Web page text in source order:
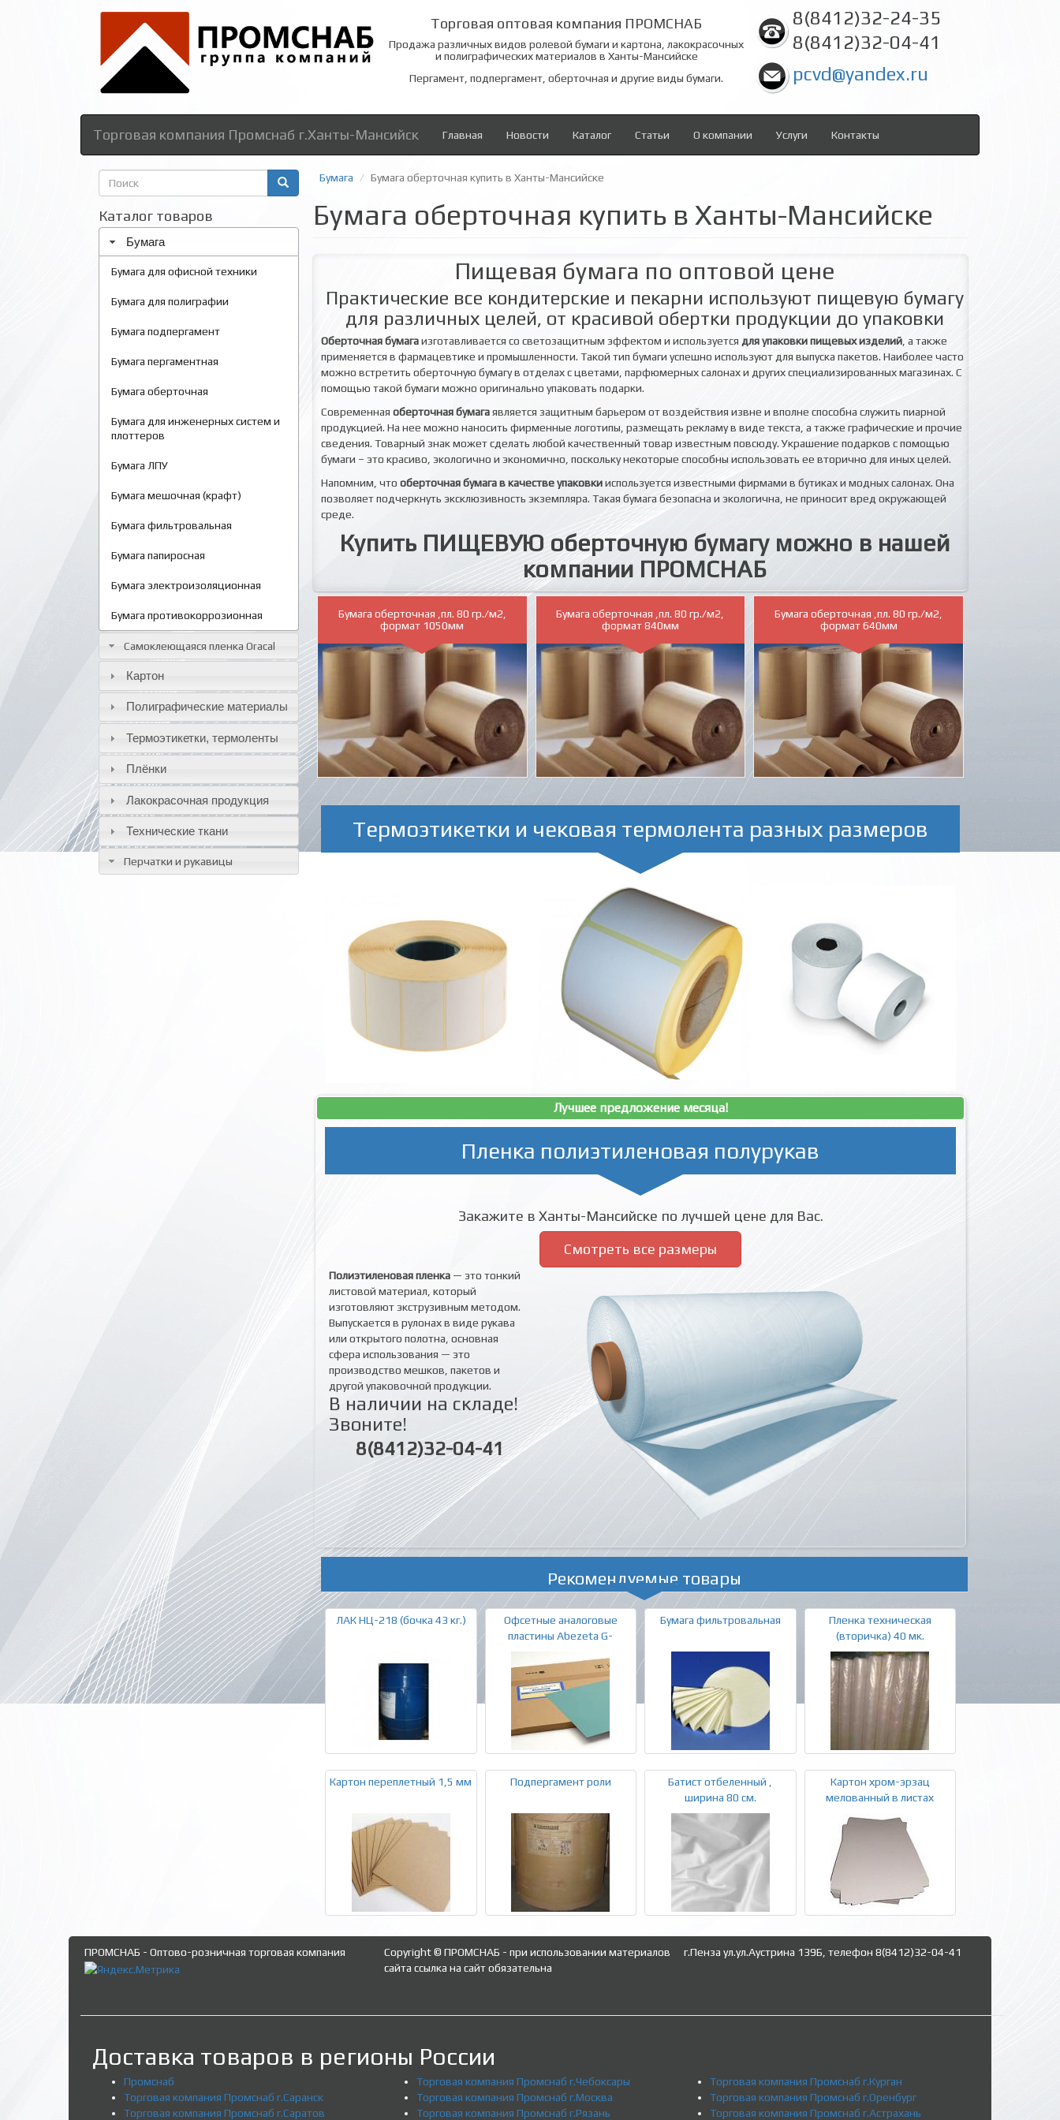
Торговая оптовая компания ПРОМСНАБ
Продажа различных видов ролевой бумаги и картона, лакокрасочных
и полиграфических материалов в Ханты-Мансийске
Пергамент, подпергамент, оберточная и другие виды бумаги.
8(8412)32-24-35
8(8412)32-04-41
pcvd@yandex.ru
Торговая компания Промснаб г.Ханты-Мансийск Главная Новости Каталог Статьи О компании Услуги Контакты
Форма
поиска
Каталог товаров
Бумага
Бумага для офисной техники
Бумага для полиграфии
Бумага подпергамент
Бумага пергаментная
Бумага оберточная
Бумага для инженерных систем и
плоттеров
Бумага ЛПУ
Бумага мешочная (крафт)
Бумага фильтровальная
Бумага папиросная
Бумага электроизоляционная
Бумага противокоррозионная
Самоклеющаяся пленка Oracal
Картон
Полиграфические материалы
Термоэтикетки, термоленты
Плёнки
Лакокрасочная продукция
Технические ткани
Перчатки и рукавицы
Бумага Бумага оберточная купить в Ханты-Мансийске
Бумага оберточная купить в Ханты-Мансийске
Пищевая бумага по оптовой цене
Практические все кондитерские и пекарни используют пищевую бумагу
для различных целей, от красивой обертки продукции до упаковки
Оберточная бумагаизготавливается со светозащитным эффектом и используется для упаковки пищевых изделий , а также
применяется в фармацевтике и промышленности. Такой тип бумаги успешно используют для выпуска пакетов. Наиболее часто
можно встретить оберточную бумагу в отделах с цветами, парфюмерных салонах и других специализированных магазинах. С
помощью такой бумаги можно оригинально упаковать подарки.
Современная оберточная бумагаявляется защитным барьером от воздействия извне и вполне способна служить пиарной
продукцией. На нее можно наносить фирменные логотипы, размещать рекламу в виде текста, а также графические и прочие
сведения. Товарный знак может сделать любой качественный товар известным повсюду. Украшение подарков с помощью
бумаги – это красиво, экологично и экономично, поскольку некоторые способны использовать ее вторично для иных целей.
Напомним, что оберточная бумага в качестве упаковкииспользуется известными фирмами в бутиках и модных салонах. Она
позволяет подчеркнуть эксклюзивность экземпляра. Такая бумага безопасна и экологична, не приносит вред окружающей
среде.
Купить ПИЩЕВУЮ оберточную бумагу можно в нашей
компании ПРОМСНАБ
Бумага оберточная ,пл. 80 гр./м2,
формат 1050мм
Бумага оберточная ,пл. 80 гр./м2,
формат 840мм
Бумага оберточная ,пл. 80 гр./м2,
формат 640мм
Термоэтикетки и чековая термолента разных размеров
Лучшее предложение месяца!
Пленка полиэтиленовая полурукав
Закажите в Ханты-Мансийске по лучшей цене для Вас.
Смотреть все размеры
Полиэтиленовая пленка — это тонкий
листовой материал, который
изготовляют экструзивным методом.
Выпускается в рулонах в виде рукава
или открытого полотна, основная
сфера использования — это
производство мешков, пакетов и
другой упаковочной продукции.
В наличии на складе!
Звоните!
8(8412)32-04-41
Рекомендуемые товары
ЛАК НЦ-218 (бочка 43 кг.)
Офсетные аналоговые
пластины Abezeta G-
Бумага фильтровальная
Пленка техническая
(вторичка) 40 мк.
Картон переплетный 1,5 мм Подпергамент роли
Батист отбеленный ,
ширина 80 см.
Картон хром-эрзац
мелованный в листах
ПРОМСНАБ - Оптово-розничная торговая компания
Copyright © ПРОМСНАБ - при использовании материалов
сайта ссылка на сайт обязательна
г.Пенза ул.ул.Аустрина 139Б, телефон 8(8412)32-04-41
Доставка товаров в регионы России
Промснаб
Торговая компания Промснаб г.Саранск
Торговая компания Промснаб г.Саратов
Торговая компания Промснаб г.Чебоксары
Торговая компания Промснаб г.Москва
Торговая компания Промснаб г.Рязань
Торговая компания Промснаб г.Курган
Торговая компания Промснаб г.Оренбург
Торговая компания Промснаб г.Астрахань